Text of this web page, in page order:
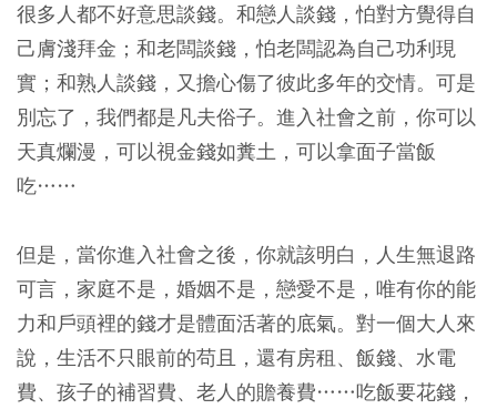
很多人都不好意思談錢。和戀人談錢，怕對方覺得自
己膚淺拜金；和老闆談錢，怕老闆認為自己功利現
實；和熟人談錢，又擔心傷了彼此多年的交情。可是
別忘了，我們都是凡夫俗子。進入社會之前，你可以
天真爛漫，可以視金錢如糞土，可以拿面子當飯
吃……
但是，當你進入社會之後，你就該明白，人生無退路
可言，家庭不是，婚姻不是，戀愛不是，唯有你的能
力和戶頭裡的錢才是體面活著的底氣。對一個大人來
說，生活不只眼前的苟且，還有房租、飯錢、水電
費、孩子的補習費、老人的贍養費……吃飯要花錢，